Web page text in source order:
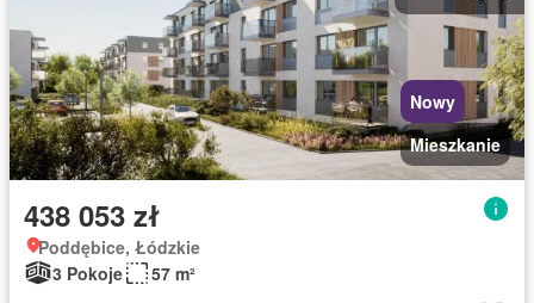
Nowy
Mieszkanie
438 053 zł
Poddębice, Łódzkie
3 Pokoje
57 m²